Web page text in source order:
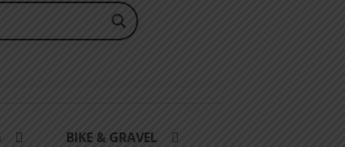
BIKE & GRAVEL